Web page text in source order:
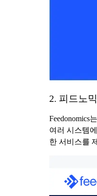
2. 피드노
Feedonomics
여러 시스템
한 서비스를